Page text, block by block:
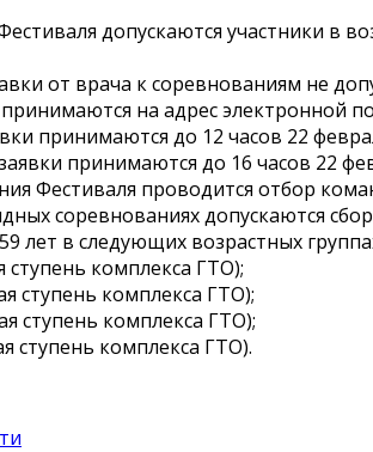
допускаются участники в
от врача к соревнованиям не
на адрес электронной
принимаются до 12 часов 22
принимаются до 16 часов 22
Фестиваля проводится отбор
соревнованиях допускаются
лет в следующих возрастных
ступень комплекса ГТО);
ступень комплекса ГТО);
ступень комплекса ГТО);
ступень комплекса ГТО).